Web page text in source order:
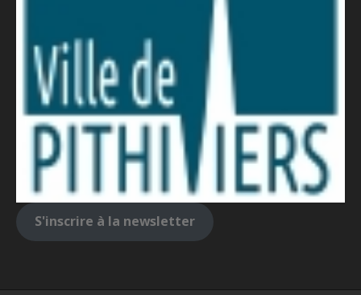
S'inscrire à la newsletter